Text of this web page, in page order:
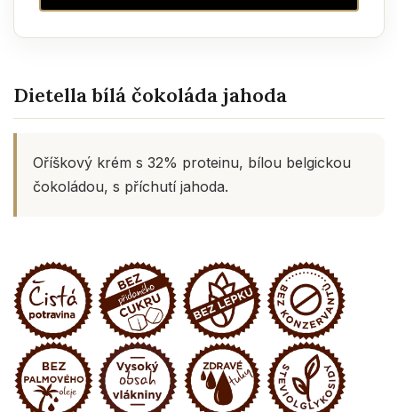
Dietella bílá čokoláda jahoda
Oříškový krém s 32% proteinu, bílou belgickou
čokoládou, s příchutí jahoda.